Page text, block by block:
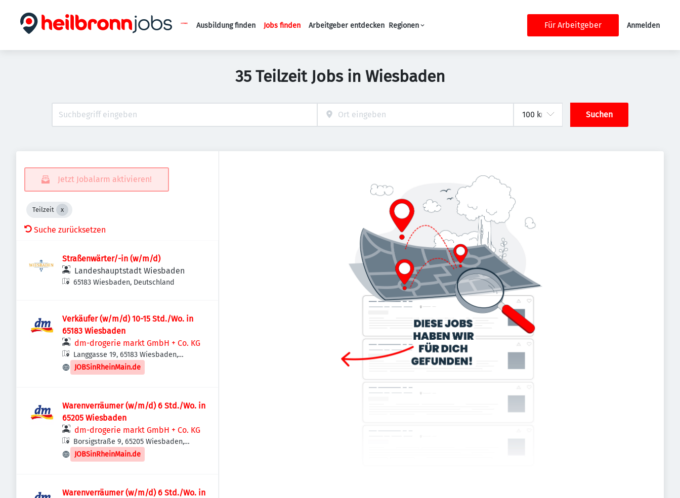
Haupt-Navigation
Ausbildung finden Jobs finden Arbeitgeber entdecken Regionen Für Arbeitgeber Anmelden
35 Teilzeit Jobs in Wiesbaden
Suchen
Jetzt Jobalarm aktivieren!
Teilzeit
Suche zurücksetzen
Straßenwärter/-in (w/m/d)
Landeshauptstadt Wiesbaden
65183 Wiesbaden, Deutschland
Verkäufer (w/m/d) 10-15 Std./Wo. in
65183 Wiesbaden
dm-drogerie markt GmbH + Co. KG
Langgasse 19, 65183 Wiesbaden,
Deutschland
JOBSinRheinMain.de
Warenverräumer (w/m/d) 6 Std./Wo. in
65205 Wiesbaden
dm-drogerie markt GmbH + Co. KG
Borsigstraße 9, 65205 Wiesbaden,
Deutschland
JOBSinRheinMain.de
Warenverräumer (w/m/d) 6 Std./Wo. in